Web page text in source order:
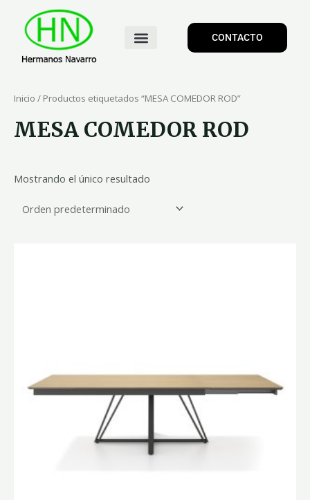
CONTACTO
Inicio / Productos etiquetados “MESA COMEDOR ROD”
MESA COMEDOR ROD
Mostrando el único resultado